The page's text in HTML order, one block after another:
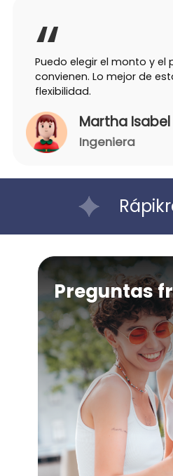
Puedo elegir el monto y el
convienen. Lo mejor de
flexibilidad.
Martha Isabel
Ingeniera
Preguntas